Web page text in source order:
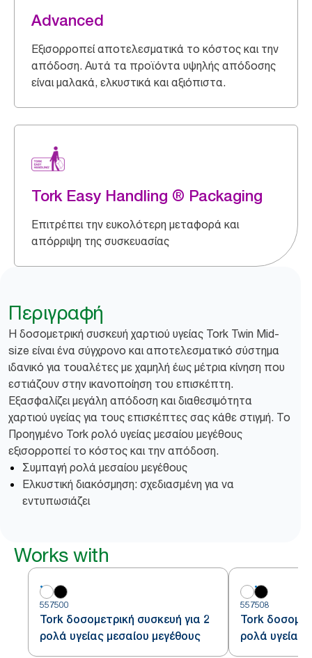
Advanced
Εξισορροπεί αποτελεσματικά το κόστος και την
απόδοση. Αυτά τα προϊόντα υψηλής απόδοσης
είναι μαλακά, ελκυστικά και αξιόπιστα.
Tork Easy Handling ® Packaging
Επιτρέπει την ευκολότερη μεταφορά και
απόρριψη της συσκευασίας
Περιγραφή
Η δοσομετρική συσκευή χαρτιού υγείας Tork Twin Mid-
size είναι ένα σύγχρονο και αποτελεσματικό σύστημα
ιδανικό για τουαλέτες με χαμηλή έως μέτρια κίνηση που
εστιάζουν στην ικανοποίηση του επισκέπτη.
Εξασφαλίζει μεγάλη απόδοση και διαθεσιμότητα
χαρτιού υγείας για τους επισκέπτες σας κάθε στιγμή. Το
Προηγμένο Tork ρολό υγείας μεσαίου μεγέθους
εξισορροπεί το κόστος και την απόδοση.
Συμπαγή ρολά μεσαίου μεγέθους
Ελκυστική διακόσμηση: σχεδιασμένη για να
εντυπωσιάζει
Works with
557500
Tork δοσομετρική συσκευή για 2
ρολά υγείας μεσαίου μεγέθους
557508
Tork
ρολά υγείας